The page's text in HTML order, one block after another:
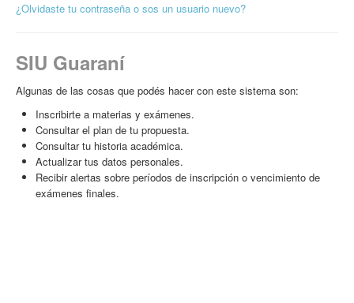
¿Olvidaste tu contraseña o sos un usuario nuevo?
SIU Guaraní
Algunas de las cosas que podés hacer con este sistema son:
Inscribirte a materias y exámenes.
Consultar el plan de tu propuesta.
Consultar tu historia académica.
Actualizar tus datos personales.
Recibir alertas sobre períodos de inscripción o vencimiento de
exámenes finales.